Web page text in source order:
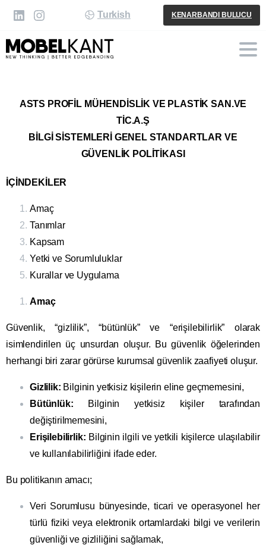
Turkish KENARBANDI BULUCU
ASTS PROFİL MÜHENDİSLİK VE PLASTİK SAN.VE
TİC.A.Ş
BİLGİ SİSTEMLERİ GENEL STANDARTLAR VE
GÜVENLİK POLİTİKASI
İÇİNDEKİLER
Amaç
Tanımlar
Kapsam
Yetki ve Sorumluluklar
Kurallar ve Uygulama
Amaç
Güvenlik, “gizlilik”, “bütünlük” ve “erişilebilirlik” olarak
isimlendirilen üç unsurdan oluşur. Bu güvenlik öğelerinden
herhangi biri zarar görürse kurumsal güvenlik zaafiyeti oluşur.
Gizlilik: Bilginin yetkisiz kişilerin eline geçmemesini,
Bütünlük: Bilginin yetkisiz kişiler tarafından
değiştirilmemesini,
Erişilebilirlik: Bilginin ilgili ve yetkili kişilerce ulaşılabilir
ve kullanılabilirliğini ifade eder.
Bu politikanın amacı;
Veri Sorumlusu bünyesinde, ticari ve operasyonel her
türlü fiziki veya elektronik ortamlardaki bilgi ve verilerin
güvenliği ve gizliliğini sağlamak,